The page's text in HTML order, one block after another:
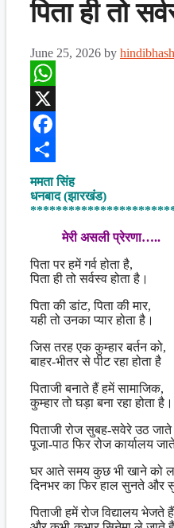
पिता ही तो
June 25, 2026 by
WhatsApp
X
Facebook
Share
ममता सिंह
धनबाद (झारखंड)
मेरी असली प्रेरणा…..
पिता पर हमें गर्व होता है,
पिता ही तो सर्वस्व होता है।
पिता की डांट, पिता की मार,
यही तो उनका प्यार होता है।
जिस तरह एक कुम्हार बर्तन को,
बाहर-भीतर से पीट रहा होता है
पिताजी बनाते हैं हमें सामाजिक,
कुम्हार तो घड़ा बना रहा होता है।
पिताजी रोज सुबह-सवेरे उठ जाते
पूजा-पाठ फिर रोज कार्यालय
घर आते समय कुछ भी खाने को
दिनभर का फिर हाल सुनते और
पिताजी हमें रोज विद्यालय भेजते